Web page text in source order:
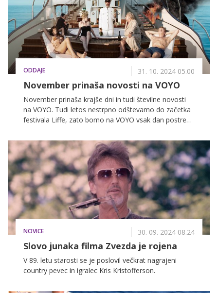
ODDAJE 31. 10. 2024 05.00
November prinaša novosti na VOYO
November prinaša krajše dni in tudi številne novosti
na VOYO. Tudi letos nestrpno odštevamo do začetka
festivala Liffe, zato bomo na VOYO vsak dan postregli
preteklosti. Deset filmov vas na VOYO že čaka, sedem
jih še pride. Kot da to ni dovolj, prihajata še srbska
serija Na robu pameti in avstralska verzija
resničnostnega šova Ljubezen na vasi Avstralija.
Preživite praznike v naši družbi!
NOVICE 30. 09. 2024 08.24
Slovo junaka filma Zvezda je rojena
V 89. letu starosti se je poslovil večkrat nagrajeni
country pevec in igralec Kris Kristofferson.